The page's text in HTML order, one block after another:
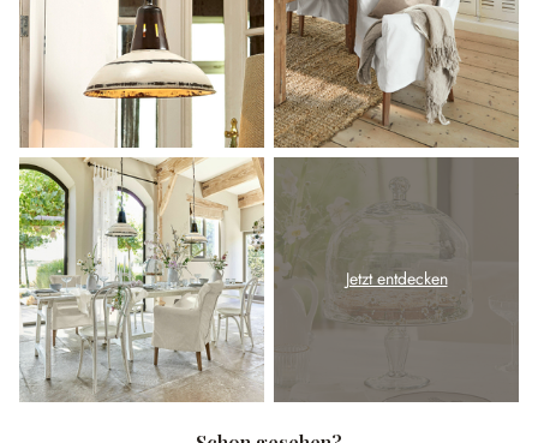
Jetzt entdecken